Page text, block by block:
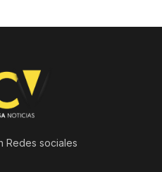
Redes sociales